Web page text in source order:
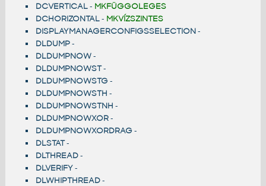
DCVERTICAL- MKFÜGGOLEGES
DCHORIZONTAL- MKVÍZSZINTES
DISPLAYMANAGERCONFIGSSELECTION-
DLDUMP-
DLDUMPNOW-
DLDUMPNOWST-
DLDUMPNOWSTG-
DLDUMPNOWSTH -
DLDUMPNOWSTNH -
DLDUMPNOWXOR-
DLDUMPNOWXORDRAG-
DLSTAT-
DLTHREAD-
DLVERIFY-
DLWHIPTHREAD-